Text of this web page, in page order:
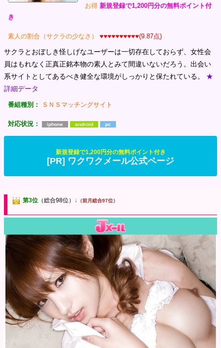
お得 新規登録で1,200円分の無料ポイント付
き
素人の割合（サクラの少なさ） ♥♥♥♥♥♥♥♥♥♥(9.87点)
サクラとおぼしき怪しげなユーザーは一切存在しておらず、女性会
員はもれなく正真正銘本物の素人とみて間違いないだろう。出会い
系サイトとしてあるべき健全な環境がしっかりと保たれている。 ★
詳細データ
番組種別： ＳＮＳマッチングサイト
対応状況： iphone android pc
新規登録で1,200円分の無料ポイント付き
[PR] ワクワクメール公式ページ
第3位 （総合98位） ↓ （前月総合97位）